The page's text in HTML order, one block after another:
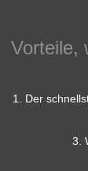
Vorteile,
1. Der
3.